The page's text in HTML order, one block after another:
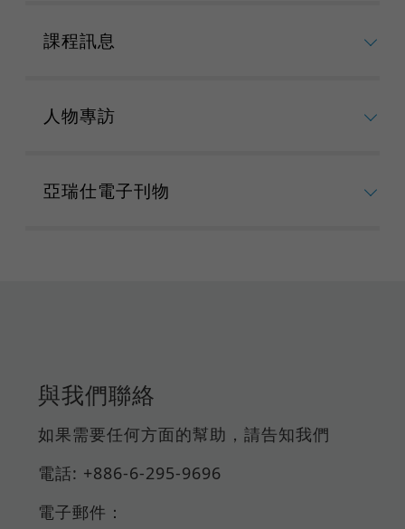
課程訊息
人物專訪
亞瑞仕電子刊物
與我們聯絡
如果需要任何方面的幫助，請告知我們
電話: +886-6-295-9696
電子郵件：